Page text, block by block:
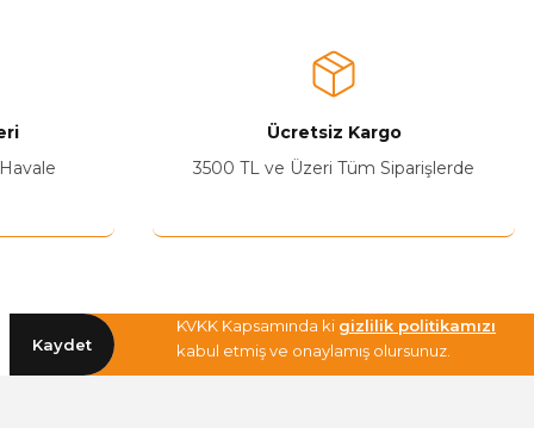
Ücretsiz Kargo
3500 TL ve Üzeri Tüm Siparişlerde
Kaydet
KVKK Kapsamında ki gizlilik politikamızı
kabul etmiş ve onaylamış olursunuz.